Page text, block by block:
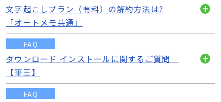
文字起こしプラン（有料）の解約方法は?
「オートメモ共通」
く
FAQ
ダウンロード インストールに関するご質問
【筆王】
く
FAQ